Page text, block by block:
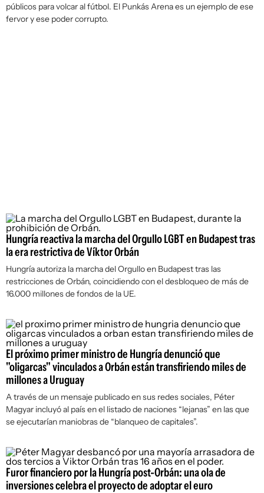
públicos para volcar al fútbol. El Punkás Arena es un ejemplo de ese
fervor y ese poder corrupto.
Hungría reactiva la marcha del Orgullo LGBT en Budapest tras
la era restrictiva de Víktor Orbán
Hungría autoriza la marcha del Orgullo en Budapest tras las
restricciones de Orbán, coincidiendo con el desbloqueo de más de
16.000 millones de fondos de la UE.
El próximo primer ministro de Hungría denunció que
"oligarcas" vinculados a Orbán están transfiriendo miles de
millones a Uruguay
A través de un mensaje publicado en sus redes sociales, Péter
Magyar incluyó al país en el listado de naciones “lejanas” en las que
se ejecutarían maniobras de “blanqueo de capitales”.
Furor financiero por la Hungría post-Orbán: una ola de
inversiones celebra el proyecto de adoptar el euro